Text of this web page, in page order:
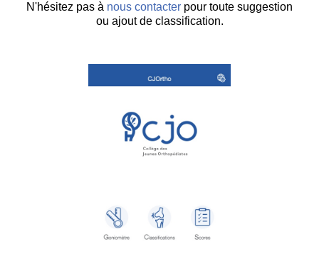
N'hésitez pas à nous contacter pour toute suggestion
ou ajout de classification.